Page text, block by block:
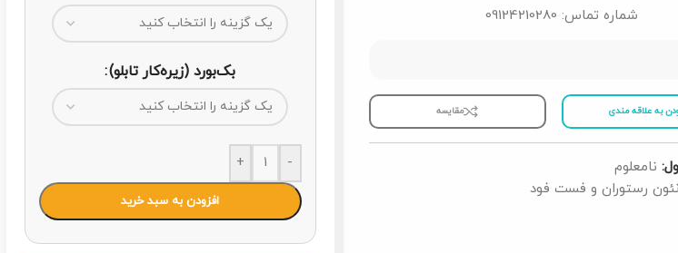
شماره تماس: 09124210280
به علاقه مندی مقايسه
نامعلوم
نئون رستوران و فست فود
بک‌بورد (زیره‌کار تابلو)
-
+
افزودن به سبد خرید